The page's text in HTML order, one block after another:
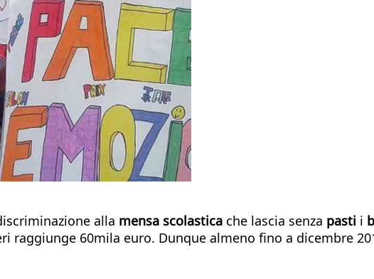
alla mensa scolastica che lascia senza pasti i
raggiunge 60mila euro. Dunque almeno fino a dicembre